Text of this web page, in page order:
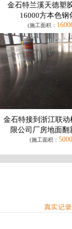
金石特兰溪天德塑
16000方本色钢
(施工面积：
金石特接到浙江联
限公司厂房地面翻
(施工面积：